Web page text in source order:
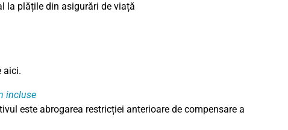
la plățile din asigurări de viață
aici.
incluse
este abrogarea restricției anterioare de compensare a